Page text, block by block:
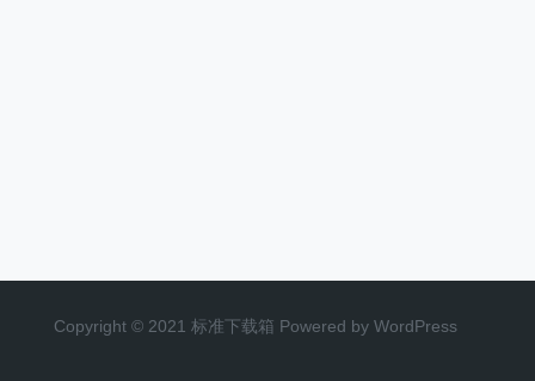
Copyright © 2021 标准下载箱 Powered by WordPress